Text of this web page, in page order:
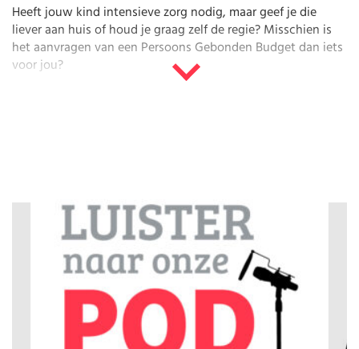
Heeft jouw kind intensieve zorg nodig, maar geef je die
liever aan huis of houd je graag zelf de regie? Misschien is
het aanvragen van een Persoons Gebonden Budget dan iets
voor jou?
geeft je dus meer regie om een en ander zelf te regelen,
maar het vraagt ook veel tijd en specifieke kennis om goed
te weten wat het beste is voor jouw kind. Wil je daar eens
over sparren neem dan contact op met MEE. Zij bieden
cliëntondersteuningaan en kunnen hierover met jou
het gesprek aangaan en je adviseren.
Geef meer uit handen
Als je een kunt hebt dat intensieve zorg nodig heeft, kun je